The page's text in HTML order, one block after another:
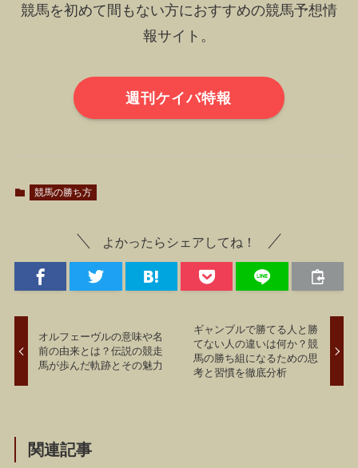
競馬を初めて間もない方におすすめの競馬予想情
報サイト。
週刊ケイバ特報
競馬の勝ち方
よかったらシェアしてね！
オルフェーヴルの意味や名
前の由来とは？伝説の競走
馬が歩んだ軌跡とその魅力
ギャンブルで勝てる人と勝
てない人の違いは何か？競
馬の勝ち組になるための思
考と習慣を徹底分析
関連記事